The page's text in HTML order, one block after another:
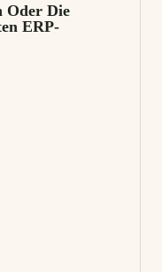
Oder Die
ERP-